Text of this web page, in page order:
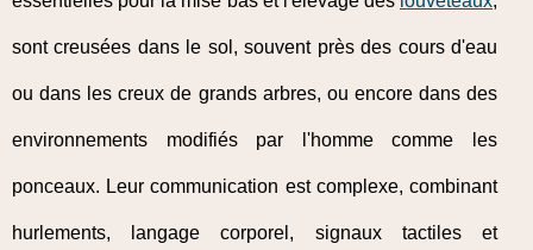
sont creusées dans le sol, souvent près des cours d'eau
ou dans les creux de grands arbres, ou encore dans des
environnements modifiés par l'homme comme les
ponceaux. Leur communication est complexe, combinant
hurlements, langage corporel, signaux tactiles et